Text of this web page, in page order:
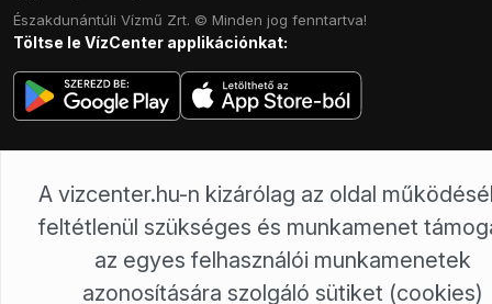
Északdunántúli Vízmű Zrt. © Minden jog fenntartva!
Töltse le VízCenter applikációnkat:
A vizcenter.hu-n kizárólag az oldal
feltétlenül szükséges és munkamenet
az egyes felhasználói munkamenetek
azonosítására szolgáló sütiket (cookies)